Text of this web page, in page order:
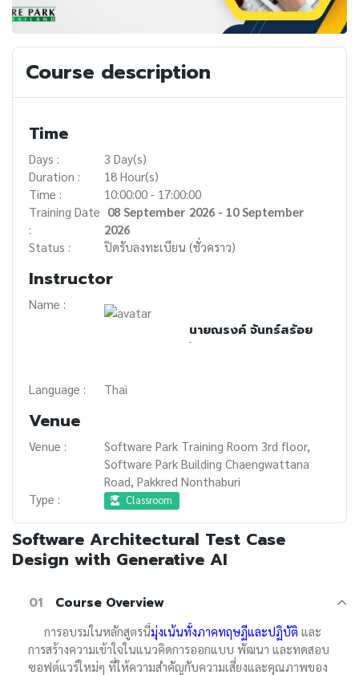
Course description
Time
Days :
3 Day(s)
Duration :
18 Hour(s)
Time :
10:00:00 - 17:00:00
Training Date
:
08 September 2026 - 10 September
2026
Status :
ปิดรับลงทะเบียน (ชั่วคราว)
Instructor
Name :
นายณรงค์ จันทร์สร้อย
-
Language : Thai
Venue
Venue :
Software Park Training Room 3rd floor,
Software Park Building Chaengwattana
Road, Pakkred Nonthaburi
Type :
Classroom
Software Architectural Test Case
Design with Generative AI
01 Course Overview
การอบรมในหลักสูตรนี้มุ่งเน้นทั้งภาคทฤษฏีและปฏิบัติ และ
การสร้างความเข้าใจในแนวคิดการออกแบบ พัฒนา และทดสอบ
ซอฟต์แวร์ใหม่ๆ ที่ให้ความสำคัญกับความเสี่ยงและคุณภาพของ